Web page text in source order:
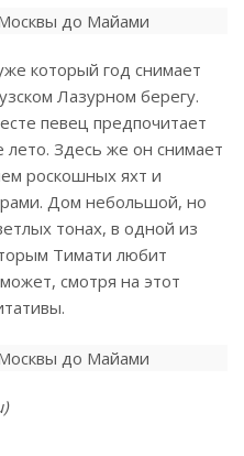
который год снимает
Лазурном берегу.
певец предпочитает
Здесь же он снимает
роскошных яхт и
Дом небольшой, но
тонах, в одной из
Тимати любит
смотря на этот